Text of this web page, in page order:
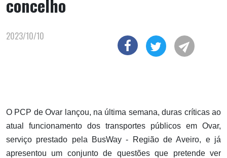
concelho
2023/10/10
O PCP de Ovar lançou, na última semana, duras críticas ao
atual funcionamento dos transportes públicos em Ovar,
serviço prestado pela BusWay - Região de Aveiro, e já
apresentou um conjunto de questões que pretende ver